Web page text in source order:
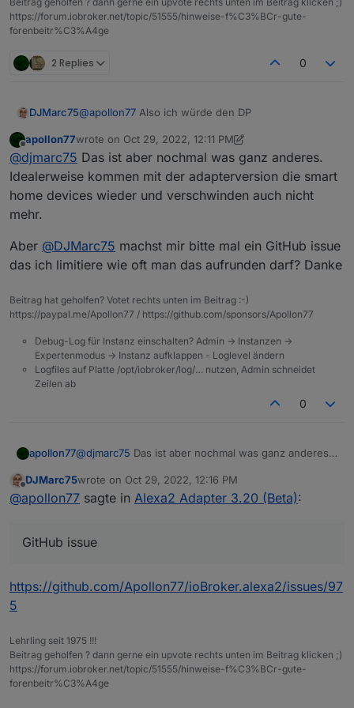
https://forum.iobroker.net/topic/51555/hinweise-f%C3%BCr-gute-
forenbeitr%C3%A4ge
2 Replies 0
DJMarc75@apollon77 Also ich würde den DP
rausnehmen.
Da ist wegen den vielen ungeduldigen und
Offline
apollon77wrote on Oct 29, 2022, 12:11 PM
last edited by apollon77 Oct 29, 2022, 2:12 PM
@djmarc75 Das ist aber nochmal was ganz anderes.
Idealerweise kommen mit der adapterversion die smart
home devices wieder und verschwinden auch nicht
mehr.
Aber @DJMarc75 machst mir bitte mal ein GitHub issue
das ich limitiere wie oft man das aufrunden darf? Danke
Beitrag hat geholfen? Votet rechts unten im Beitrag :-)
https://paypal.me/Apollon77 / https://github.com/sponsors/Apollon77
Debug-Log für Instanz einschalten? Admin -> Instanzen ->
Expertenmodus -> Instanz aufklappen - Loglevel ändern
Logfiles auf Platte /opt/iobroker/log/… nutzen, Admin schneidet
Zeilen ab
0
apollon77@djmarc75 Das ist aber nochmal was ganz anderes.
smart home devices wieder und verschwinden auch
nicht mehr.
Aber@DJMarc75 machst mir bitte mal ein GitHub
issue das ich limitiere wie oft man das aufrunden
Offline
DJMarc75wrote on Oct 29, 2022, 12:16 PM
last edited by
@apollon77 sagte in Alexa2 Adapter 3.20 (Beta):
GitHub issue
https://github.com/Apollon77/ioBroker.alexa2/issues/97
5
Lehrling seit 1975 !!!
Beitrag geholfen ? dann gerne ein upvote rechts unten im Beitrag klicken ;)
https://forum.iobroker.net/topic/51555/hinweise-f%C3%BCr-gute-
forenbeitr%C3%A4ge